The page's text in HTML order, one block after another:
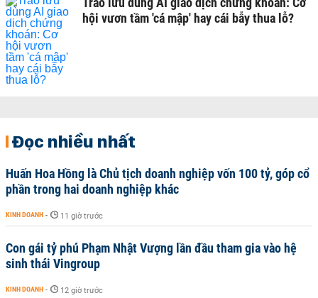
hội vươn tầm 'cá mập' hay cái bẫy thua lỗ?
Đọc nhiều nhất
Huấn Hoa Hồng là Chủ tịch doanh nghiệp vốn 100 tỷ, góp cổ
phần trong hai doanh nghiệp khác
KINH DOANH - 11 giờ trước
Con gái tỷ phú Phạm Nhật Vượng lần đầu tham gia vào hệ
sinh thái Vingroup
KINH DOANH - 12 giờ trước